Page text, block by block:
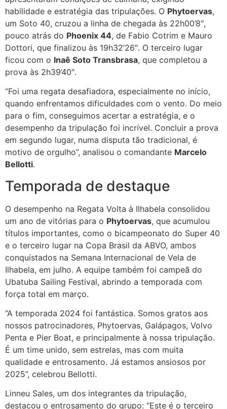
habilidade e estratégia das tripulações. O Phytoervas,
um Soto 40, cruzou a linha de chegada às 22h00’8″,
pouco atrás do Phoenix 44, de Fabio Cotrim e Mauro
Dottori, que finalizou às 19h32’26″. O terceiro lugar
ficou com o Inaê Soto Transbrasa, que completou a
prova às 2h39’40″.
“Foi uma regata desafiadora, especialmente no início,
quando enfrentamos dificuldades com o vento. Do meio
para o fim, conseguimos acertar a estratégia, e o
desempenho da tripulação foi incrível. Concluir a prova
em segundo lugar, numa disputa tão tradicional, é
motivo de orgulho”, analisou o comandante Marcelo
Bellotti.
Temporada de destaque
O desempenho na Regata Volta à Ilhabela consolidou
um ano de vitórias para o Phytoervas, que acumulou
títulos importantes, como o bicampeonato do Super 40
e o terceiro lugar na Copa Brasil da ABVO, ambos
conquistados na Semana Internacional de Vela de
Ilhabela, em julho. A equipe também foi campeã do
Ubatuba Sailing Festival, abrindo a temporada com
força total em março.
“A temporada 2024 foi fantástica. Somos gratos aos
nossos patrocinadores, Phytoervas, Galápagos, Volvo
Penta e Pier Boat, e principalmente à nossa tripulação.
É um time unido, sem estrelas, mas com muita
qualidade e entrosamento. Já estamos ansiosos por
2025”, celebrou Bellotti.
Linneu Sales, um dos integrantes da tripulação,
destacou o entrosamento do grupo: “Este é o terceiro